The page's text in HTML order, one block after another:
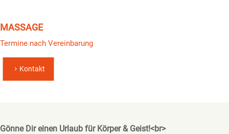
MASSAGE
Termine nach Vereinbarung
Kontakt
Gönne Dir einen Urlaub für Körper & Geist!<br>